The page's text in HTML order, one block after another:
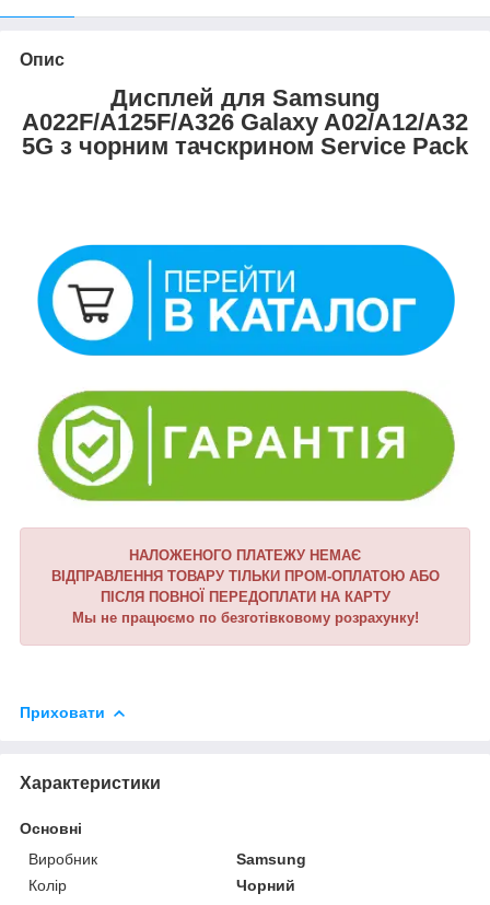
Опис
Дисплей для Samsung
A022F/A125F/A326 Galaxy A02/A12/A32
5G з чорним тачскрином Service Pack
НАЛОЖЕНОГО ПЛАТЕЖУ НЕМАЄ
ВІДПРАВЛЕННЯ ТОВАРУ ТІЛЬКИ ПРОМ-ОПЛАТОЮ АБО
ПІСЛЯ ПОВНОЇ ПЕРЕДОПЛАТИ НА КАРТУ
Мы не працюємо по безготівковому розрахунку!
Приховати
Характеристики
Основні
Виробник
Samsung
Колір
Чорний